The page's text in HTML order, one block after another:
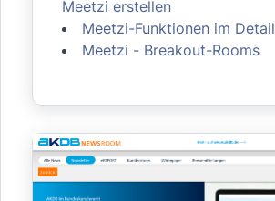
Meetzi erstellen
Meetzi-Funktionen im Detail
Meetzi - Breakout-Rooms